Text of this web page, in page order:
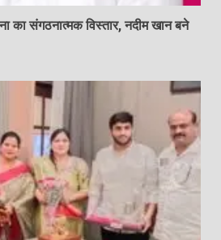
का संगठनात्मक विस्तार, नदीम खान बने